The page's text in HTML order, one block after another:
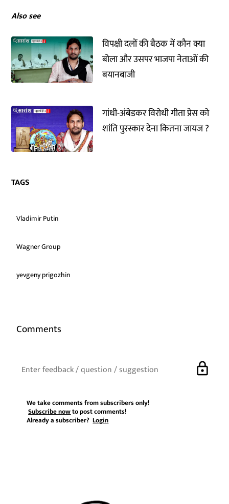
Also see
विपक्षी दलों की बैठक में कौन क्या
बोला और उसपर भाजपा नेताओं की
बयानबाजी
गांधी-अंबेडकर विरोधी गीता प्रेस को
शांति पुरस्कार देना कितना जायज ?
TAGS
Vladimir Putin
Wagner Group
yevgeny prigozhin
Comments
lock
We take comments from subscribers only!
Subscribe nowto post comments!
Already a subscriber?Login